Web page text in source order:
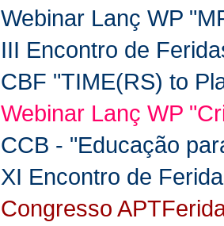
Webinar Lanç WP
III Encontro de
CBF "TIME(RS) to
Webinar Lanç WP
CCB - "Educação
XI Encontro de
Congresso